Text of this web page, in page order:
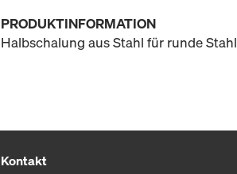
PRODUKTINFORMATION
Halbschalung aus Stahl für runde
Kontakt